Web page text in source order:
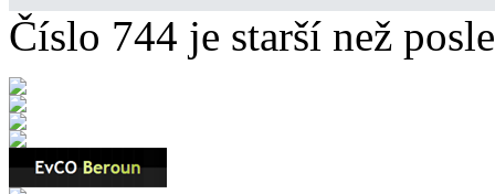
Číslo 744 je starší než